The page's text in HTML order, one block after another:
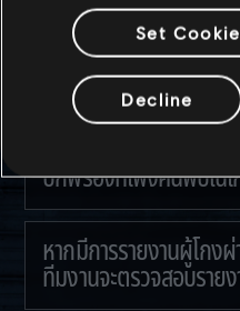
คุณมีแผนจะเพิ่มรูปแบ
เล่นเกมจัดอันดับหรือไม่?
บกพร่องที่เพิ่งค้นพบใน
หากมีการรายงานผู้โกงผ่
ทีมงานจะตรวจสอบราย
Set
Decline